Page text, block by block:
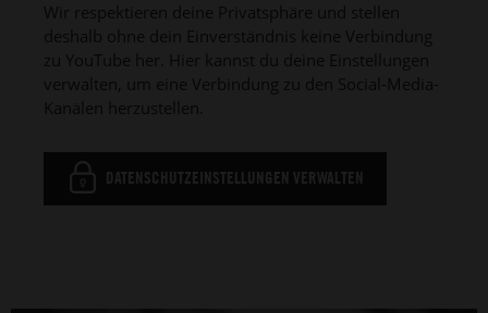
Wir respektieren deine Privatsphäre und stellen
deshalb ohne dein Einverständnis keine Verbindung
zu YouTube her. Hier kannst du deine Einstellungen
verwalten, um eine Verbindung zu den Social-Media-
Kanälen herzustellen.
DATENSCHUTZEINSTELLUNGEN VERWALTEN